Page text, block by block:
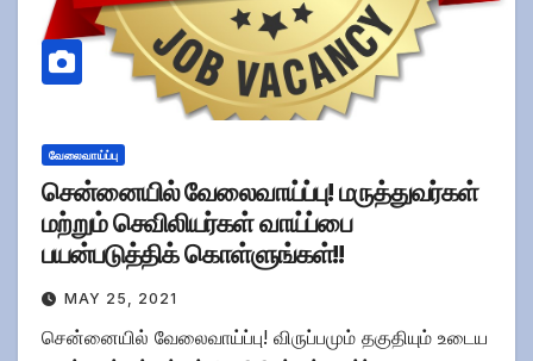
வேலைவாய்ப்பு
சென்னையில் வேலைவாய்ப்பு! மருத்துவர்கள்
மற்றும் செவிலியர்கள் வாய்ப்பை
பயன்படுத்திக் கொள்ளுங்கள்!!
MAY 25, 2021
சென்னையில் வேலைவாய்ப்பு! விருப்பமும் தகுதியும் உடைய